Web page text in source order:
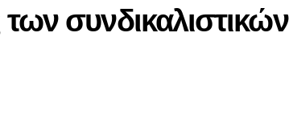
των συνδικαλιστικών